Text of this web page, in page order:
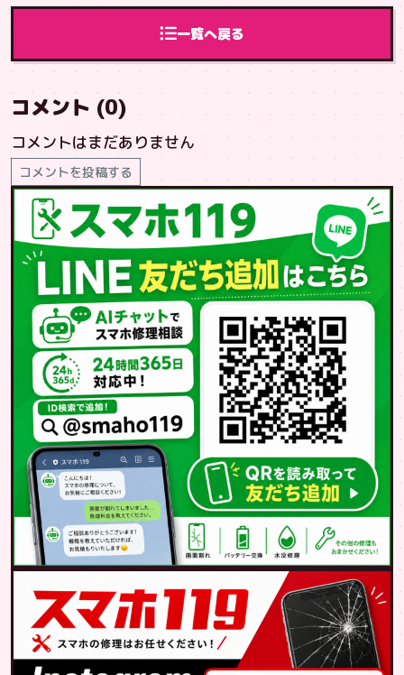
一覧へ戻る
コメント (0)
コメントはまだありません
コメントを投稿する